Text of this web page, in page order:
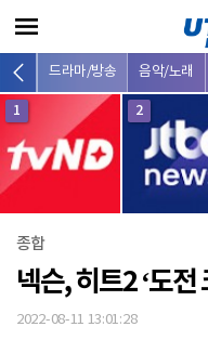
합 드라마/방송 음악/노래
1 2
종합
넥슨, 히트2 ‘도전
2022-08-11 13:01:28